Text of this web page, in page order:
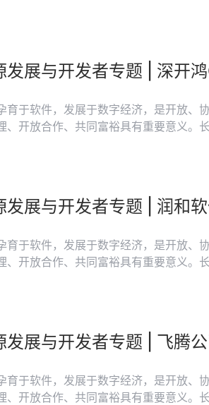
国开发者在开源技术领域的贡献和创
点开源项目、头部科技企业负责人和专
育于软件，发展于数字经济，是开放、
、开放合作、共同富裕具有重要意义。
国开发者在开源技术领域的贡献和创
点开源项目、头部科技企业负责人和专
发展与开发者专题 | 润和
育于软件，发展于数字经济，是开放、
、开放合作、共同富裕具有重要意义。
国开发者在开源技术领域的贡献和创
头部科技企业负责人和专家撰写署名文
育于软件，发展于数字经济，是开放、
、开放合作、共同富裕具有重要意义。